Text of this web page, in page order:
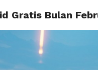
HOME
Gratis Bulan